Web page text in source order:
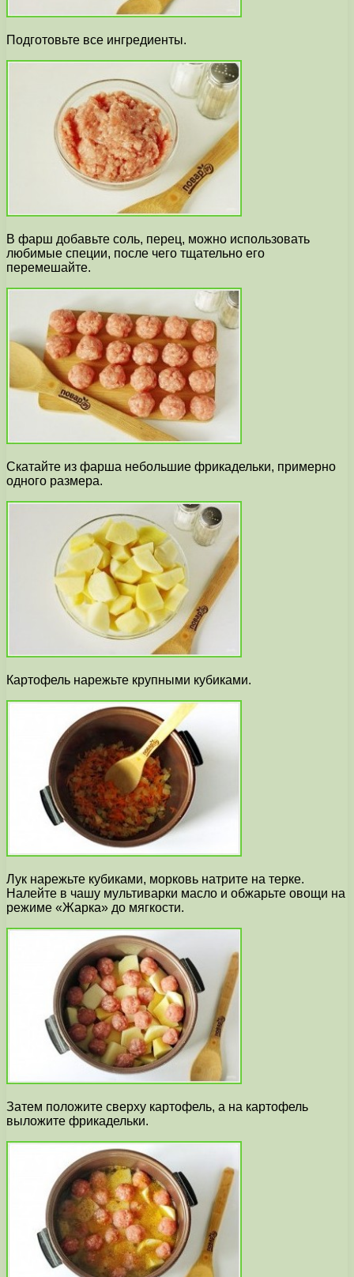
Подготовьте все ингредиенты.
В фарш добавьте соль, перец, можно использовать
любимые специи, после чего тщательно его
перемешайте.
Скатайте из фарша небольшие фрикадельки, примерно
одного размера.
Картофель нарежьте крупными кубиками.
Лук нарежьте кубиками, морковь натрите на терке.
Налейте в чашу мультиварки масло и обжарьте овощи на
режиме «Жарка» до мягкости.
Затем положите сверху картофель, а на картофель
выложите фрикадельки.